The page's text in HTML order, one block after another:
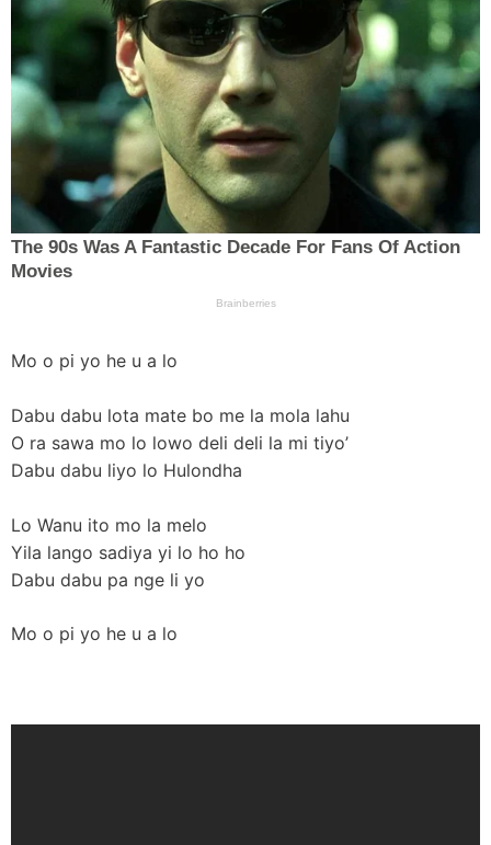
Mo o pi yo he u a lo
Dabu dabu lota mate bo me la mola lahu
O ra sawa mo lo lowo deli deli la mi tiyo’
Dabu dabu liyo lo Hulondha
Lo Wanu ito mo la melo
Yila lango sadiya yi lo ho ho
Dabu dabu pa nge li yo
Mo o pi yo he u a lo